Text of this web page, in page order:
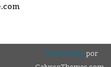
ZeroGravitypor